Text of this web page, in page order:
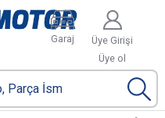
Üye Girişi
Üye ol
Garaj